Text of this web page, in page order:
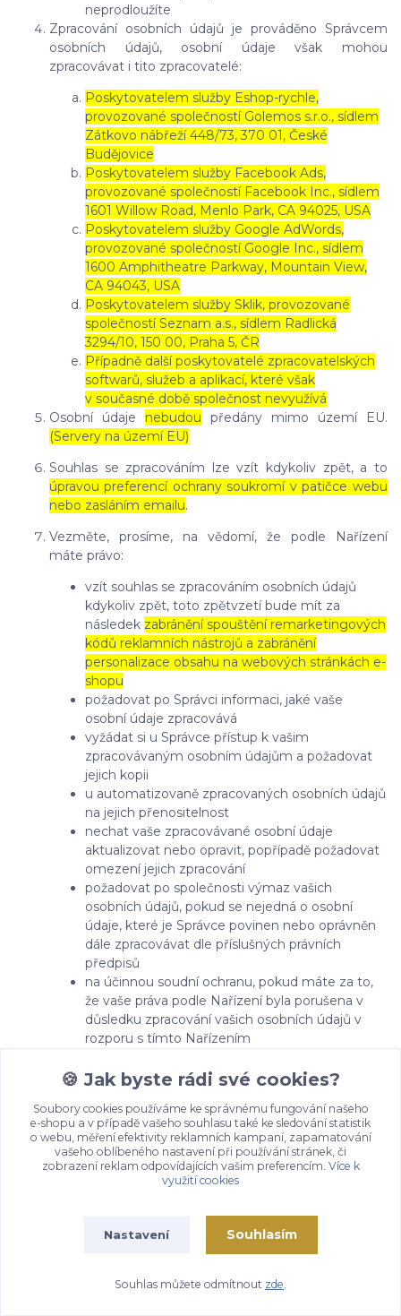
neprodloužíte
Zpracování osobních údajů je prováděno Správcem
osobních údajů, osobní údaje však mohou
zpracovávat i tito zpracovatelé:
Poskytovatelem služby Eshop-rychle,
provozované společností Golemos s.r.o., sídlem
Zátkovo nábřeží 448/73, 370 01, České
Budějovice
Poskytovatelem služby Facebook Ads,
provozované společností Facebook Inc., sídlem
1601 Willow Road, Menlo Park, CA 94025, USA
Poskytovatelem služby Google AdWords,
provozované společností Google Inc., sídlem
1600 Amphitheatre Parkway, Mountain View,
CA 94043, USA
Poskytovatelem služby Sklik, provozované
společností Seznam a.s., sídlem Radlická
3294/10, 150 00, Praha 5, ČR
Případně další poskytovatelé zpracovatelských
softwarů, služeb a aplikací, které však
v současné době společnost nevyužívá
Osobní údaje nebudou předány mimo území EU.
(Servery na území EU)
Souhlas se zpracováním lze vzít kdykoliv zpět, a to
úpravou preferencí ochrany soukromí v patičce webu
nebo zasláním emailu.
Vezměte, prosíme, na vědomí, že podle Nařízení
máte právo:
vzít souhlas se zpracováním osobních údajů
kdykoliv zpět, toto zpětvzetí bude mít za
následek zabránění spouštění remarketingových
kódů reklamních nástrojů a zabránění
personalizace obsahu na webových stránkách e-
shopu
požadovat po Správci informaci, jaké vaše
osobní údaje zpracovává
vyžádat si u Správce přístup k vašim
zpracovávaným osobním údajům a požadovat
jejich kopii
u automatizovaně zpracovaných osobních údajů
na jejich přenositelnost
nechat vaše zpracovávané osobní údaje
aktualizovat nebo opravit, popřípadě požadovat
omezení jejich zpracování
požadovat po společnosti výmaz vašich
osobních údajů, pokud se nejedná o osobní
údaje, které je Správce povinen nebo oprávněn
dále zpracovávat dle příslušných právních
předpisů
na účinnou soudní ochranu, pokud máte za to,
že vaše práva podle Nařízení byla porušena v
důsledku zpracování vašich osobních údajů v
rozporu s tímto Nařízením
souvisejících se zpracováním osobních údajů se
obrátit na Správce nebo na Úřad pro ochranu
osobních údajů
Souhlas se zpracováním
osobních údajů pro účely
zaslání dotazníku
zákaznické spokojenosti od
Zboží.cz
🍪 Jak byste rádi své cookies?
Soubory cookies používáme ke správnému fungování našeho
e-shopu a v případě vašeho souhlasu také ke sledování statistik
o webu, měření efektivity reklamních kampaní, zapamatování
vašeho oblíbeného nastavení při používání stránek, či
zobrazení reklam odpovídajících vašim preferencím. Více k
využití cookies
Nastavení Souhlasím
Souhlas můžete odmítnout zde